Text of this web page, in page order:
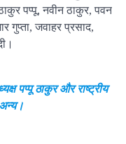
पप्पू, नवीन ठाकुर, पवन
गुप्ता, जवाहर प्रसाद,
पप्पू ठाकुर और राष्ट्रीय